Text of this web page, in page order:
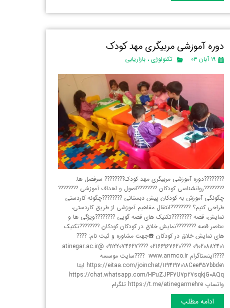
دوره آموزشی مربیگری مهد کودک
۱۹ آبان ۰۳ تکنولوژی، بازاریابی
????????دوره آموزشی مربیگری مهد کودک???????? سرفصل ها:
????????روانشناسی کودکان ????????اصول و اهداف آموزشی ????????
چگونگی آموزش به کودکان پیش دبستانی ????????چگونه کاردستی
طراحی کنیم؟ ????????انتقال مفاهیم آموزشی از طریق کاردستی،
نمایش، قصه ????????تکنیک های قصه گویی ????????ویژگی ها و
عناصر قصه ????????نمایش خلاق در کودکان کودکان ????????تکنیک
های نمایش خلاق در کودکان ☎️جهت مشاوره و ثبت نام: ????
????اینستاگرام www.anmco.ir ????سایت موسسه
https://eitaa.com/joinchat/1194197018Cee357bbde1 ایتا
https://chat.whatsapp.com/HPuZJPF7U7p27sqkjG0AQq
واتساپ https://t.me/atinegarmehre تلگرام
ادامه مطلب